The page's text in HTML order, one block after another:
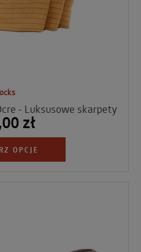
- Luksusowe skarpety
zł
OPCJE